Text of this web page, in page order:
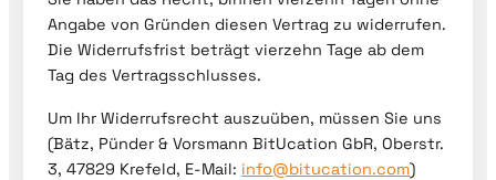
Angabe von Gründen diesen Vertrag zu widerrufen.
Die Widerrufsfrist beträgt vierzehn Tage ab dem
Tag des Vertragsschlusses.
Um Ihr Widerrufsrecht auszuüben, müssen Sie uns
(Bätz, Pünder & Vorsmann BitUcation GbR, Oberstr.
3, 47829 Krefeld, E-Mail: info@bitucation.com)